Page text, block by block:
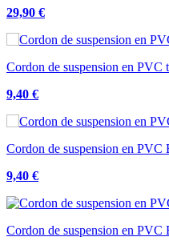
29,90 €
Cordon de suspension en PVC
9,40 €
Cordon de suspension en
9,40 €
Cordon de suspension en